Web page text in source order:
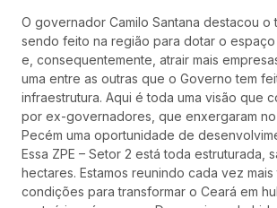
O governador Camilo Santana destacou o
sendo feito na região para dotar o
e, consequentemente, atrair mais
uma entre as outras que o Governo tem
infraestrutura. Aqui é toda uma visão que
por ex-governadores, que enxergaram
Pecém uma oportunidade de
Essa ZPE – Setor 2 está toda estruturada,
hectares. Estamos reunindo cada vez mais
condições para transformar o Ceará em